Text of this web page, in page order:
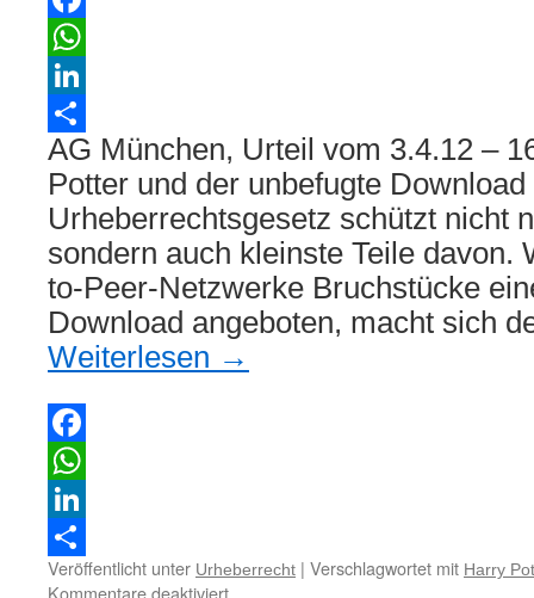
Facebook
WhatsApp
LinkedIn
Teilen
AG München, Urteil vom 3.4.12 –
Potter und der unbefugte Download
Urheberrechtsgesetz schützt nicht
sondern auch kleinste Teile davon.
to-Peer-Netzwerke Bruchstücke
Download angeboten, macht sich
Weiterlesen →
Facebook
WhatsApp
LinkedIn
Teilen
Veröffentlicht unter Urheberrecht | Verschlagwortet mit Harry
Kommentare deaktiviertfür